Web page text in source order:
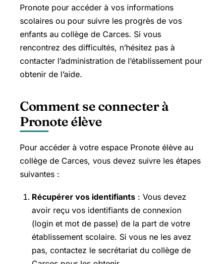
Pronote pour accéder à vos informations
scolaires ou pour suivre les progrès de vos
enfants au collège de Carces. Si vous
rencontrez des difficultés, n’hésitez pas à
contacter l’administration de l’établissement pour
obtenir de l’aide.
Comment se connecter à
Pronote élève
Pour accéder à votre espace Pronote élève au
collège de Carces, vous devez suivre les étapes
suivantes :
Récupérer vos identifiants : Vous devez
avoir reçu vos identifiants de connexion
(login et mot de passe) de la part de votre
établissement scolaire. Si vous ne les avez
pas, contactez le secrétariat du collège de